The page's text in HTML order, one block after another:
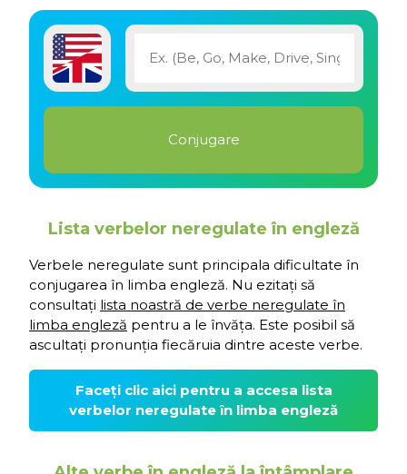
Lista verbelor neregulate în engleză
Verbele neregulate sunt principala dificultate în
conjugarea în limba engleză. Nu ezitați să
consultați lista noastră de verbe neregulate în
limba engleză pentru a le învăța. Este posibil să
ascultați pronunția fiecăruia dintre aceste verbe.
Faceți clic aici pentru a accesa lista
verbelor neregulate în limba engleză